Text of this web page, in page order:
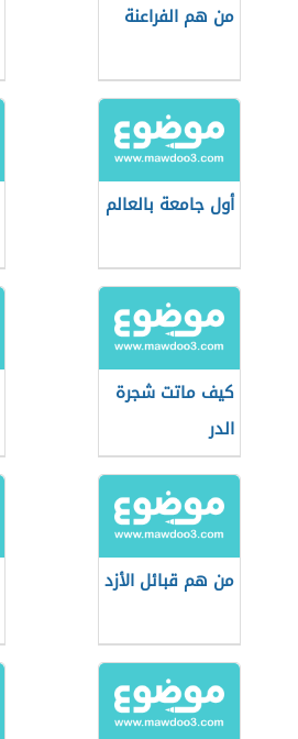
من هم الفراعنة
أول جامعة بالعالم
كيف ماتت شجرة
الدر
من هم قبائل الأزد